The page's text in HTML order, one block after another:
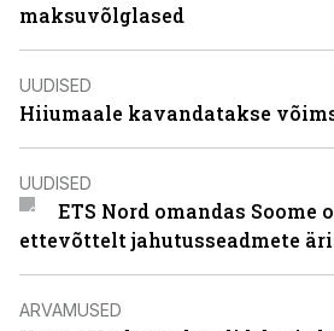
maksuvõlglased
UUDISED
Hiiumaale kavandatakse
UUDISED
ETS Nord omandas Soome
ettevõttelt jahutusseadmete
ARVAMUSED